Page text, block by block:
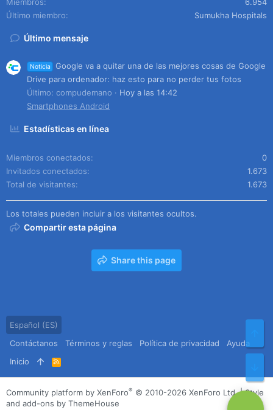
Último miembro
Sumukha Hospitals
Último mensaje
Noticia
Google va a quitar una de las mejores cosas de Google
Drive para ordenador: haz esto para no perder tus fotos
Último: compudemano
Hoy a las 14:42
Smartphones Android
Estadísticas en línea
Miembros conectados
0
Invitados conectados
1.673
Total de visitantes
1.673
Los totales pueden incluir a los visitantes ocultos.
Compartir esta página
Share this page
Español (ES)
Contáctanos
Términos y reglas Política de privacidad
Ayuda
Inicio
R
S
S
Community platform by XenForo® © 2010-2026 XenForo Ltd. |Style
and add-ons by ThemeHouse